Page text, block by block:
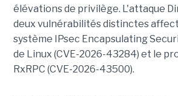
élévations de privilège. L'attaque
deux vulnérabilités distinctes
système IPsec Encapsulating
de Linux (CVE-2026-43284) et le
RxRPC (CVE-2026-43500).